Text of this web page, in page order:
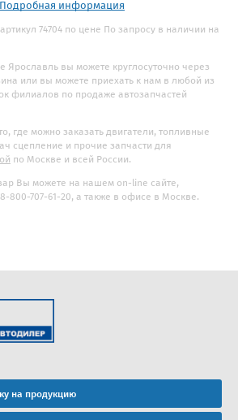
Подробная информация
74704 по цене По запросу в наличии на
Ярославль вы можете круглосуточно через
или вы можете приехать к нам в любой из
филиалов по продаже автозапчастей
где можно заказать двигатели, топливные
сцепление и прочие запчасти для
по Москве и всей России.
Вы можете на нашем on-line сайте,
800-707-61-20, а также в офисе в Москве.
на продукцию